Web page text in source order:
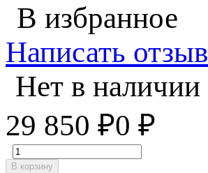
В избранное
Написать отзыв
Нет в наличии
29 850 ₽0 ₽
В корзину